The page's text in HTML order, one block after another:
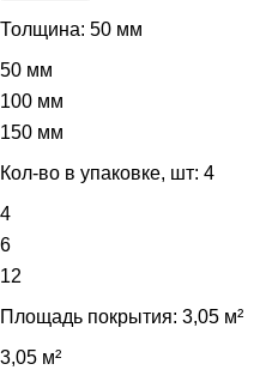
Толщина: 50 мм
50 мм
100 мм
150 мм
Кол-во в упаковке, шт: 4
4
6
12
Площадь покрытия: 3,05 м²
3,05 м²